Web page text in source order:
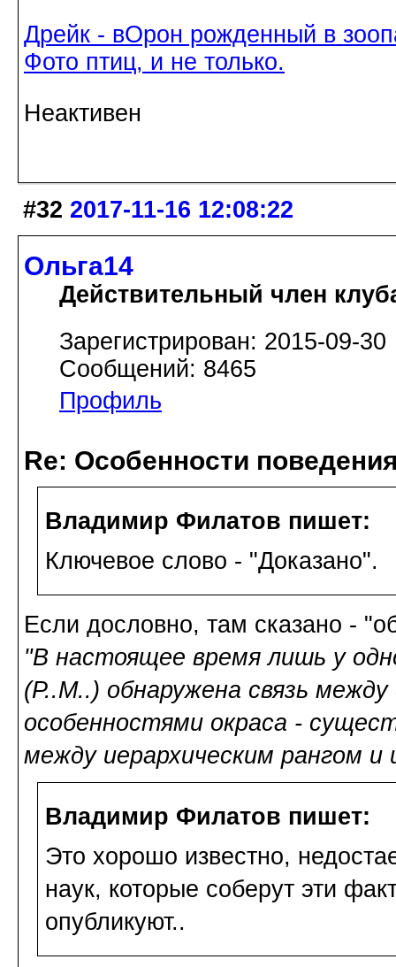
Дрейк - вОрон рожденный в
Фото птиц, и не только.
Неактивен
#32 2017-11-16 12:08:22
Ольга14
Действительный член
Зарегистрирован: 2015-09-30
Сообщений: 8465
Профиль
Re: Особенности
Владимир Филатов пишет:
Ключевое слово - "Доказано".
Если дословно, там сказано -
"В настоящее время лишь у
(Р..М..) обнаружена связь
особенностями окраса -
между иерархическим рангом
Владимир Филатов пишет:
Это хорошо известно,
наук, которые соберут эти
опубликуют..